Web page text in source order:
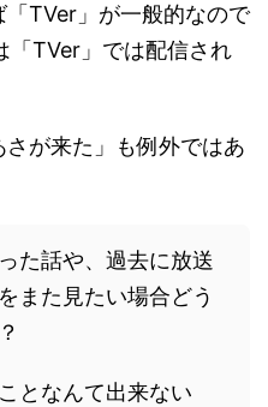
TVer」が一般的なので
「TVer」では配信され
が来た」も例外ではあ
た話や、過去に放送
また見たい場合どう
となんて出来ない